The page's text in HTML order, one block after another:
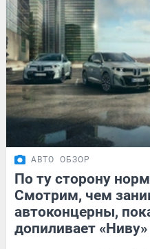
АВТО ОБЗОР
По ту сторону
Смотрим, чем
автоконцерны,
допиливает «Ниву»